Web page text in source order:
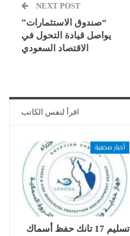
NEXT POST
“صندوق الاستثمارات”
يواصل قيادة التحول في
الاقتصاد السعودي
اقرأ لنفس الكاتب
أخبار صحفية
تسليم 17 تانك حفظ أسماك